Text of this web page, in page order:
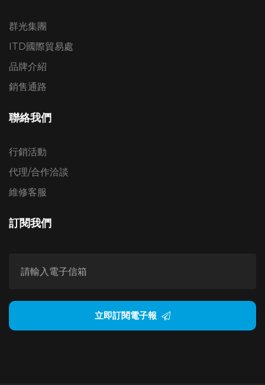
群光集團
ITD國際貿易處
品牌介紹
銷售通路
聯絡我們
行銷活動
代理/合作洽談
維修客服
訂閱我們
立即訂閱電子報